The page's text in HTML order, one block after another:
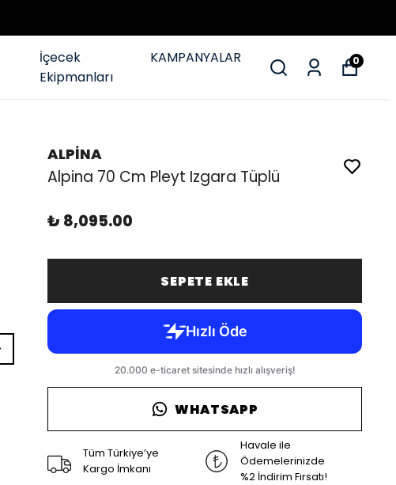
İçecek
Ekipmanları
KAMPANYALAR 0
ALPİNA
Alpina 70 Cm Pleyt Izgara Tüplü
₺ 8,095.00
SEPETE EKLE
WHATSAPP
Tüm Türkiye’ye
Kargo İmkanı
Havale ile
Ödemelerinizde
%2 İndirim Fırsatı!